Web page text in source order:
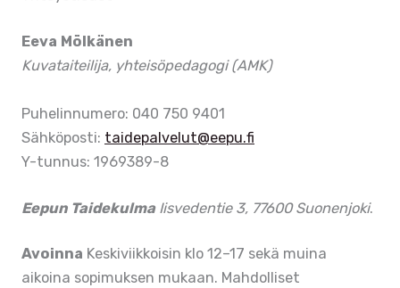
Eeva Mölkänen
Kuvataiteilija, yhteisöpedagogi (AMK)
Puhelinnumero: 040 750 9401
Sähköposti: taidepalvelut@eepu.fi
Y-tunnus: 1969389-8
Eepun Taidekulma Iisvedentie 3, 77600 Suonenjoki.
Avoinna Keskiviikkoisin klo 12–17 sekä muina
aikoina sopimuksen mukaan. Mahdolliset